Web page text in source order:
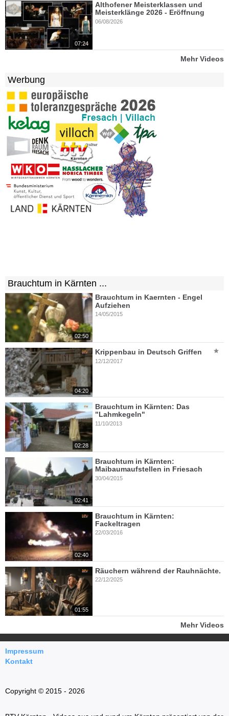
07:24
Althofener Meisterklassen und
Meisterklänge 2026 - Eröffnung
06/08/2026
Mehr Videos
Werbung
Brauchtum in Kärnten ...
02:50
Brauchtum in Kaernten - Engel
Aufziehen
14/05/2015
04:20
Krippenbau in Deutsch Griffen
12/12/2017
02:28
Brauchtum in Kärnten: Das
"Lahmkegeln"
11/10/2013
02:41
Brauchtum in Kärnten:
Maibaumaufstellen in Friesach
30/04/2015
02:40
Brauchtum in Kärnten:
Fackeltragen
22/03/2016
01:55
Räuchern während der Rauhnächte.
22/12/2025
Mehr Videos
Impressum
Kontakt
Copyright © 2015 - 2026